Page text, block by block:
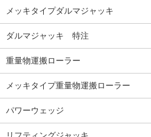
メッキタイプダルマジャッキ
ダルマジャッキ 特注
重量物運搬ローラー
メッキタイプ重量物運搬ローラー
パワーウェッジ
リフティングジャッキ